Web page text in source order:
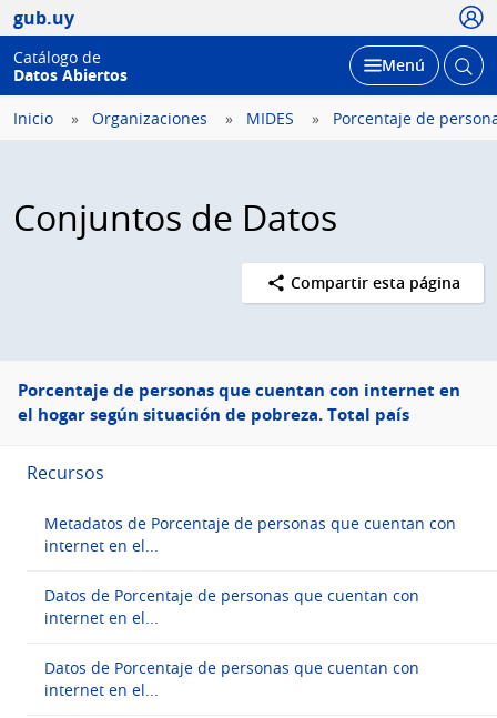
gub.uy
Catálogo de
Datos Abiertos
Desplegar
Menú Abrir
Inicio Organizaciones MIDES Porcentaje de
Conjuntos de Datos
Compartir esta página
Menú
lateral
Porcentaje de personas que cuentan con internet en
el hogar según situación de pobreza. Total país
Recursos
Metadatos de Porcentaje de personas que cuentan con
internet en el...
Datos de Porcentaje de personas que cuentan con
internet en el...
Datos de Porcentaje de personas que cuentan con
internet en el...